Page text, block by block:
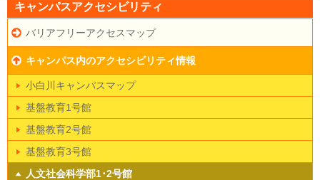
キャンパスアクセシビリティ
バリアフリーアクセスマップ
キャンパス内のアクセシビリティ情報
小白川キャンパスマップ
基盤教育1号館
基盤教育2号館
基盤教育3号館
人文社会科学部1･2号館